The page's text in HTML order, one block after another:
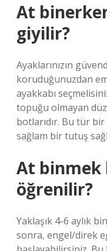
At
giyilir?
Ayaklarınızın
koruduğunuzdan
ayakkabı
topuğu olmayan
botlarıdır. Bu tür
sağlam bir tutuş
At binmek
öğrenilir?
Yaklaşık 4-6 aylık
sonra, engel/direk